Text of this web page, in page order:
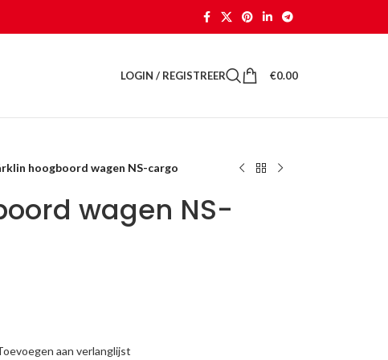
LOGIN / REGISTREER €0.00
hoogboord wagen NS-cargo
wagen NS-
aan verlanglijst